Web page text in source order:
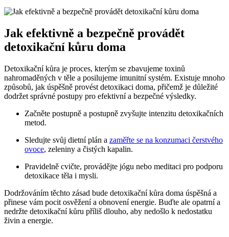
Jak efektivně a bezpečně provádět
detoxikační kůru doma
Detoxikační kůra je proces, kterým se zbavujeme toxinů
nahromaděných v těle a posilujeme imunitní systém. Existuje mnoho
způsobů, jak úspěšně provést detoxikaci doma, přičemž je důležité
dodržet správné postupy pro efektivní a bezpečné výsledky.
Začněte postupně a postupně zvyšujte intenzitu detoxikačních
metod.
Sledujte svůj dietní plán a zaměřte se na konzumaci čerstvého
ovoce, zeleniny a čistých kapalin.
Pravidelně cvičte, provádějte jógu nebo meditaci pro podporu
detoxikace těla i mysli.
Dodržováním těchto zásad bude detoxikační kůra doma úspěšná a
přinese vám pocit osvěžení a obnovení energie. Buďte ale opatrní a
nedržte detoxikační kůru příliš dlouho, aby nedošlo k nedostatku
živin a energie.